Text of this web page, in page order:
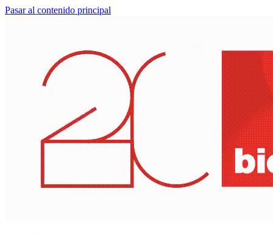
Pasar al contenido principal